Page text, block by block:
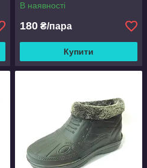
В наявності
180 ₴/пара
Купити